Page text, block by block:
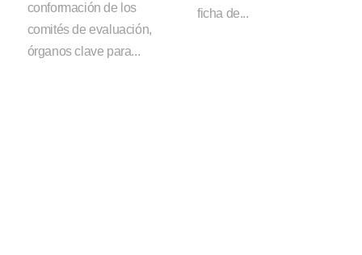
conformación de los
comités de evaluación,
órganos clave para...
ficha de...